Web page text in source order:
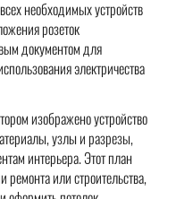
необходимых устройств
розеток
документом для
электричества
изображено устройство
узлы и разрезы,
интерьера. Этот план
ремонта или строительства,